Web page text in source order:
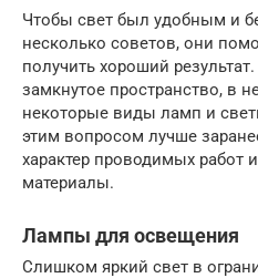
Чтобы свет был удобным и
несколько советов, они
получить хороший
замкнутое пространство, в
некоторые виды ламп и
этим вопросом лучше
характер проводимых работ
материалы.
Лампы для освещения
Слишком яркий свет в